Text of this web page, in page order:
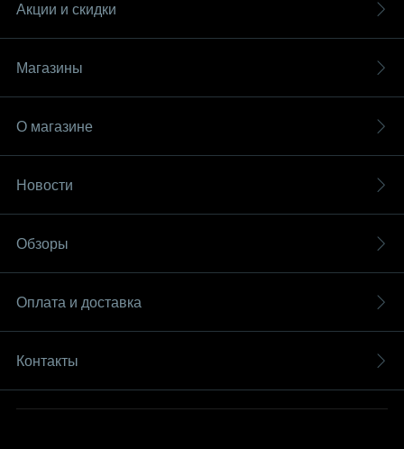
Акции и скидки
Магазины
О магазине
Новости
Обзоры
Оплата и доставка
Контакты